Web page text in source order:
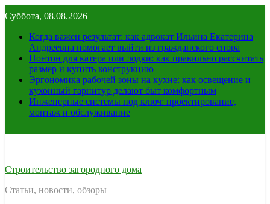
к
содержимому
Суббота, 08.08.2026
Когда важен результат: как адвокат Ильина Екатерина
Андреевна помогает выйти из гражданского спора
Понтон для катера или лодки: как правильно рассчитать
размер и купить конструкцию
Эргономика рабочей зоны на кухне: как освещение и
кухонный гарнитур делают быт комфортным
Инженерные системы под ключ: проектирование,
монтаж и обслуживание
Строительство загородного дома
Статьи, новости, обзоры